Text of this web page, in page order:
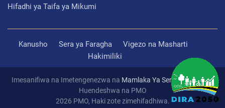
Hifadhi ya Taifa ya Mikumi
Kanusho Sera ya Faragha
Vigezo na Masharti
Hakimiliki
Imesanifiwa na Imetengenezwa na Mamlaka Ya Serikali Mtandao
Huendeshwa na PMO
2026 PMO, Haki zote zimehifadhiwa.